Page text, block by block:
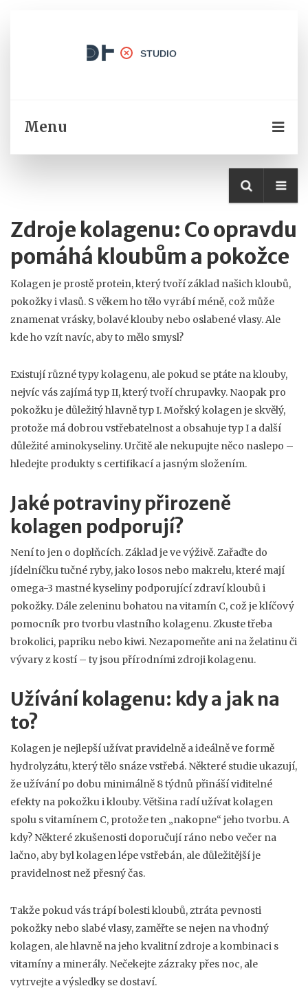
Menu
Zdroje kolagenu: Co opravdu
pomáhá kloubům a pokožce
Kolagen je prostě protein, který tvoří základ našich kloubů,
pokožky i vlasů. S věkem ho tělo vyrábí méně, což může
znamenat vrásky, bolavé klouby nebo oslabené vlasy. Ale
kde ho vzít navíc, aby to mělo smysl?
Existují různé typy kolagenu, ale pokud se ptáte na klouby,
nejvíc vás zajímá typ II, který tvoří chrupavky. Naopak pro
pokožku je důležitý hlavně typ I. Mořský kolagen je skvělý,
protože má dobrou vstřebatelnost a obsahuje typ I a další
důležité aminokyseliny. Určitě ale nekupujte něco naslepo –
hledejte produkty s certifikací a jasným složením.
Jaké potraviny přirozeně
kolagen podporují?
Není to jen o doplňcích. Základ je ve výživě. Zařaďte do
jídelníčku tučné ryby, jako losos nebo makrelu, které mají
omega-3 mastné kyseliny podporující zdraví kloubů i
pokožky. Dále zeleninu bohatou na vitamín C, což je klíčový
pomocník pro tvorbu vlastního kolagenu. Zkuste třeba
brokolici, papriku nebo kiwi. Nezapomeňte ani na želatinu či
vývary z kostí – ty jsou přírodními zdroji kolagenu.
Užívání kolagenu: kdy a jak na
to?
Kolagen je nejlepší užívat pravidelně a ideálně ve formě
hydrolyzátu, který tělo snáze vstřebá. Některé studie ukazují,
že užívání po dobu minimálně 8 týdnů přináší viditelné
efekty na pokožku i klouby. Většina radí užívat kolagen
spolu s vitamínem C, protože ten „nakopne“ jeho tvorbu. A
kdy? Některé zkušenosti doporučují ráno nebo večer na
lačno, aby byl kolagen lépe vstřebán, ale důležitější je
pravidelnost než přesný čas.
Takže pokud vás trápí bolesti kloubů, ztráta pevnosti
pokožky nebo slabé vlasy, zaměřte se nejen na vhodný
kolagen, ale hlavně na jeho kvalitní zdroje a kombinaci s
vitamíny a minerály. Nečekejte zázraky přes noc, ale
vytrvejte a výsledky se dostaví.